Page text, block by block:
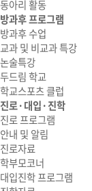
동아리 활동
방과후 프로그램
방과후 수업
교과 및 비교과 특강
논술특강
두드림 학교
학교스포츠 클럽
진로·대입·진학
진로 프로그램
안내 및 알림
진로자료
학부모코너
대입진학 프로그램